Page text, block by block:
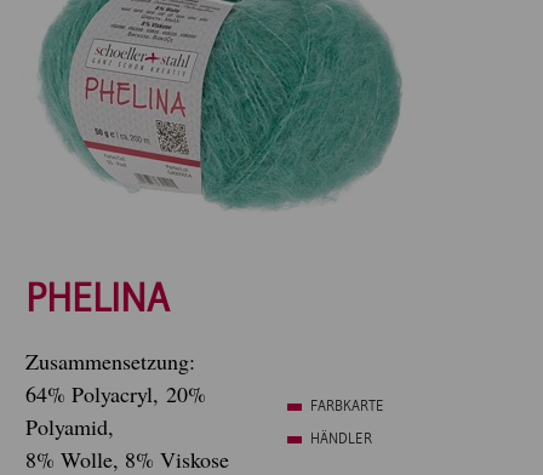
PHELINA
Zusammensetzung:
64% Polyacryl, 20%
Polyamid,
8% Wolle, 8% Viskose
FARBKARTE
HÄNDLER